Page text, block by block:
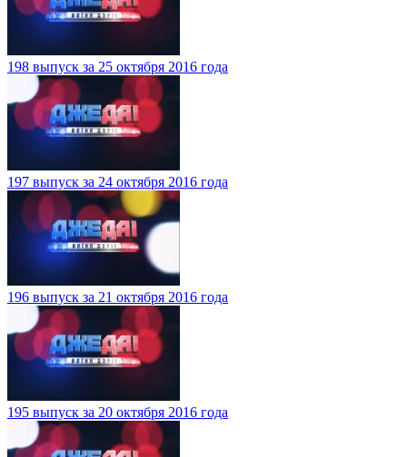
198 выпуск за 25 октября 2016 года
197 выпуск за 24 октября 2016 года
196 выпуск за 21 октября 2016 года
195 выпуск за 20 октября 2016 года